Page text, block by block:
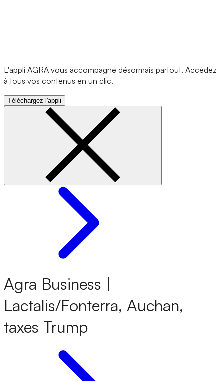
L'appli AGRA vous accompagne désormais partout. Accédez
à tous vos contenus en un clic.
Téléchargez l'appli
Agra Business |
Lactalis/Fonterra, Auchan,
taxes Trump